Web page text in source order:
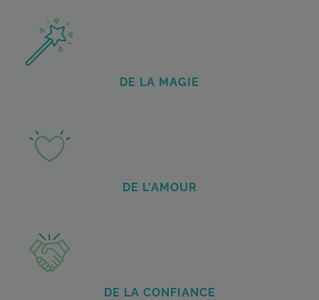
DE LA MAGIE
DE L'AMOUR
DE LA CONFIANCE